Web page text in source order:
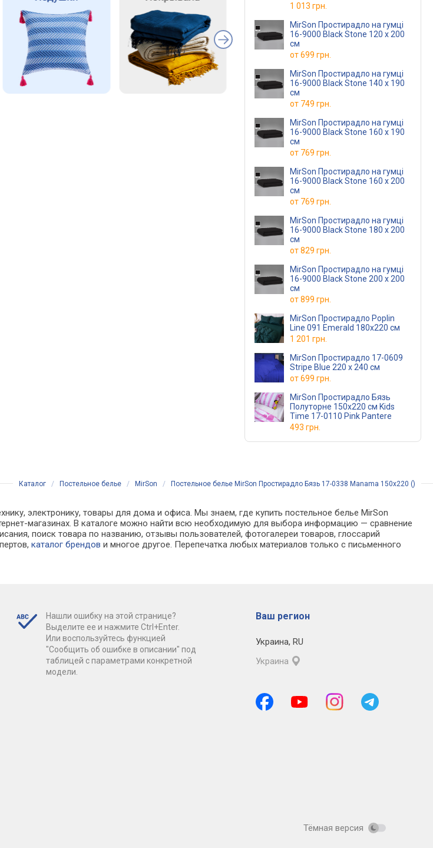
1 013 грн.
MirSon Простирадло на гумці
16-9000 Black Stone 120 х 200
см
от699 грн.
MirSon Простирадло на гумці
16-9000 Black Stone 140 х 190
см
от 749 грн.
MirSon Простирадло на гумці
16-9000 Black Stone 160 х 190
см
от 769 грн.
MirSon Простирадло на гумці
16-9000 Black Stone 160 х 200
см
от 769 грн.
MirSon Простирадло на гумці
16-9000 Black Stone 180 х 200
см
от829 грн.
MirSon Простирадло на гумці
16-9000 Black Stone 200 х 200
см
от899 грн.
MirSon Простирадло Poplin
Line 091 Emerald 180х220 см
1 201 грн.
MirSon Простирадло 17-0609
Stripe Blue 220 х 240 см
от699 грн.
MirSon Простирадло Бязь
Полуторне 150х220 см Kids
Time 17-0110 Pink Pantere
493 грн.
Каталог / Постельное белье / MirSon / Постельное белье MirSon Простирадло Бязь 17-0338 Manama 150х220 ()
электронику, товары для дома и офиса. Мы знаем, где купить постельное белье MirSon
магазинах. В каталоге можно найти всю необходимую для выбора информацию — сравнение
поиск товара по названию, отзывы пользователей, фотогалереи товаров, глоссарий
каталог брендов и многое другое. Перепечатка любых материалов только с письменного
Нашли ошибку на этой странице?
Выделите ее и нажмите Ctrl+Enter.
Или воспользуйтесь функцией
"Сообщить об ошибке в описании" под
таблицей с параметрами конкретной
модели.
Ваш регион
Украина, RU
Украина
Тёмная версия